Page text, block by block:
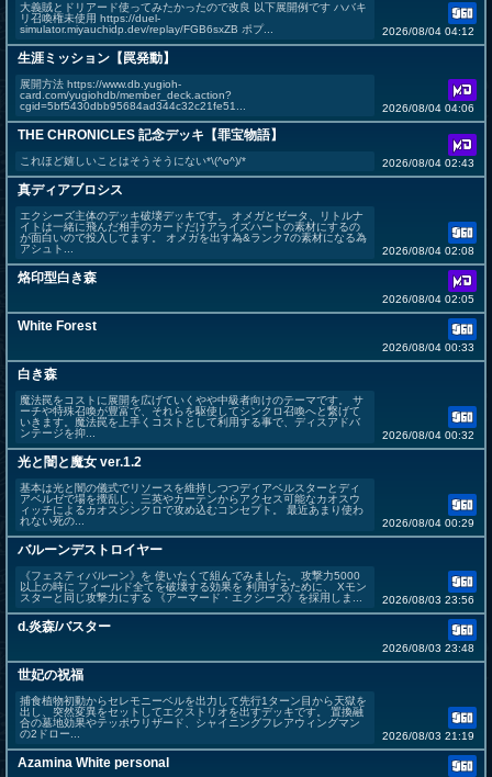
大義賊とドリアード使ってみたかったので改良 以下展開例です ハバキ
リ召喚権未使用 https://duel-
simulator.miyauchidp.dev/replay/FGB6sxZB ポプ...
2026/08/04 04:12
生涯ミッション【罠発動】
展開方法 https://www.db.yugioh-
card.com/yugiohdb/member_deck.action?
cgid=5bf5430dbb95684ad344c32c21fe51...
2026/08/04 04:06
THE CHRONICLES 記念デッキ【罪宝物語】
これほど嬉しいことはそうそうにない*\(^o^)/* 2026/08/04 02:43
真ディアブロシス
エクシーズ主体のデッキ破壊デッキです。 オメガとゼータ、リトルナ
イトは一緒に飛んだ相手のカードだけアライズハートの素材にするの
が面白いので投入してます。 オメガを出す為&ランク7の素材になる為
アシュト...
2026/08/04 02:08
烙印型白き森
2026/08/04 02:05
White Forest
2026/08/04 00:33
白き森
魔法罠をコストに展開を広げていくやや中級者向けのテーマです。 サ
ーチや特殊召喚が豊富で、それらを駆使してシンクロ召喚へと繋げて
いきます。魔法罠を上手くコストとして利用する事で、ディスアドバ
ンテージを抑...
2026/08/04 00:32
光と闇と魔女 ver.1.2
基本は光と闇の儀式でリソースを維持しつつディアベルスターとディ
アベルゼで場を攪乱し、三英やカーテンからアクセス可能なカオスウ
ィッチによるカオスシンクロで攻め込むコンセプト。 最近あまり使わ
れない死の...
2026/08/04 00:29
バルーンデストロイヤー
《フェスティバルーン》を 使いたくて組んでみました。 攻撃力5000
以上の時に フィールド全てを破壊する効果を 利用するために、 Xモン
スターと同じ攻撃力にする 《アーマード・エクシーズ》を採用しま...
2026/08/03 23:56
d.炎森/バスター
2026/08/03 23:48
世妃の祝福
捕食植物初動からセレモニーベルを出力して先行1ターン目から天獄を
出し、突然変異をセットしてエクストリオを出すデッキです。 置換融
合の墓地効果やテッポウリザード、シャイニングフレアウィングマン
の2ドロー...
2026/08/03 21:19
Azamina White personal